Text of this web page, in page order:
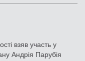
взяв участь у
Андрія Парубія